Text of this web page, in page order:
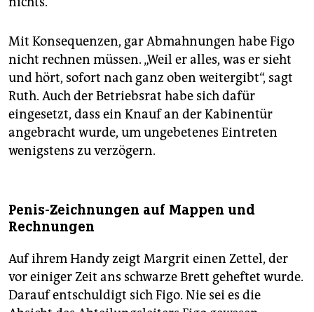
Mit Konsequenzen, gar Abmahnungen habe Figo
nicht rechnen müssen. „Weil er alles, was er sieht
und hört, sofort nach ganz oben weitergibt“, sagt
Ruth. Auch der Betriebsrat habe sich dafür
eingesetzt, dass ein Knauf an der Kabinentür
angebracht wurde, um ungebetenes Eintreten
wenigstens zu verzögern.
Penis-Zeichnungen auf Mappen und
Rechnungen
Auf ihrem Handy zeigt Margrit einen Zettel, der
vor einiger Zeit ans schwarze Brett geheftet wurde.
Darauf entschuldigt sich Figo. Nie sei es die